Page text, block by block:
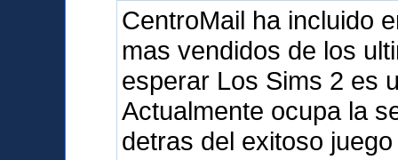
CentroMail ha incluido
mas vendidos de los
esperar Los Sims 2 es
Actualmente ocupa la
detras del exitoso